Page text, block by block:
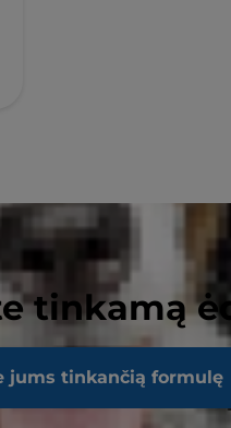
tinkamą
jums tinkančią formulę
kačių